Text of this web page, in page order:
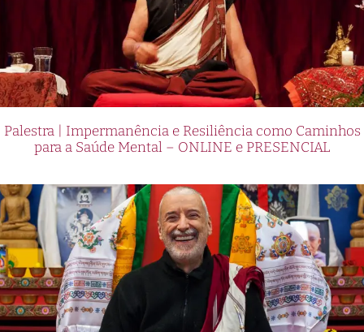
Palestra | Impermanência e Resiliência como Caminhos
para a Saúde Mental – ONLINE e PRESENCIAL